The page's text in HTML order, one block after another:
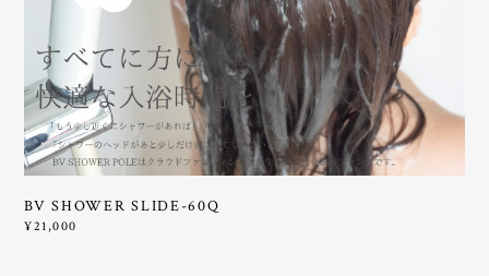
BV SHOWER SLIDE-60Q
¥21,000